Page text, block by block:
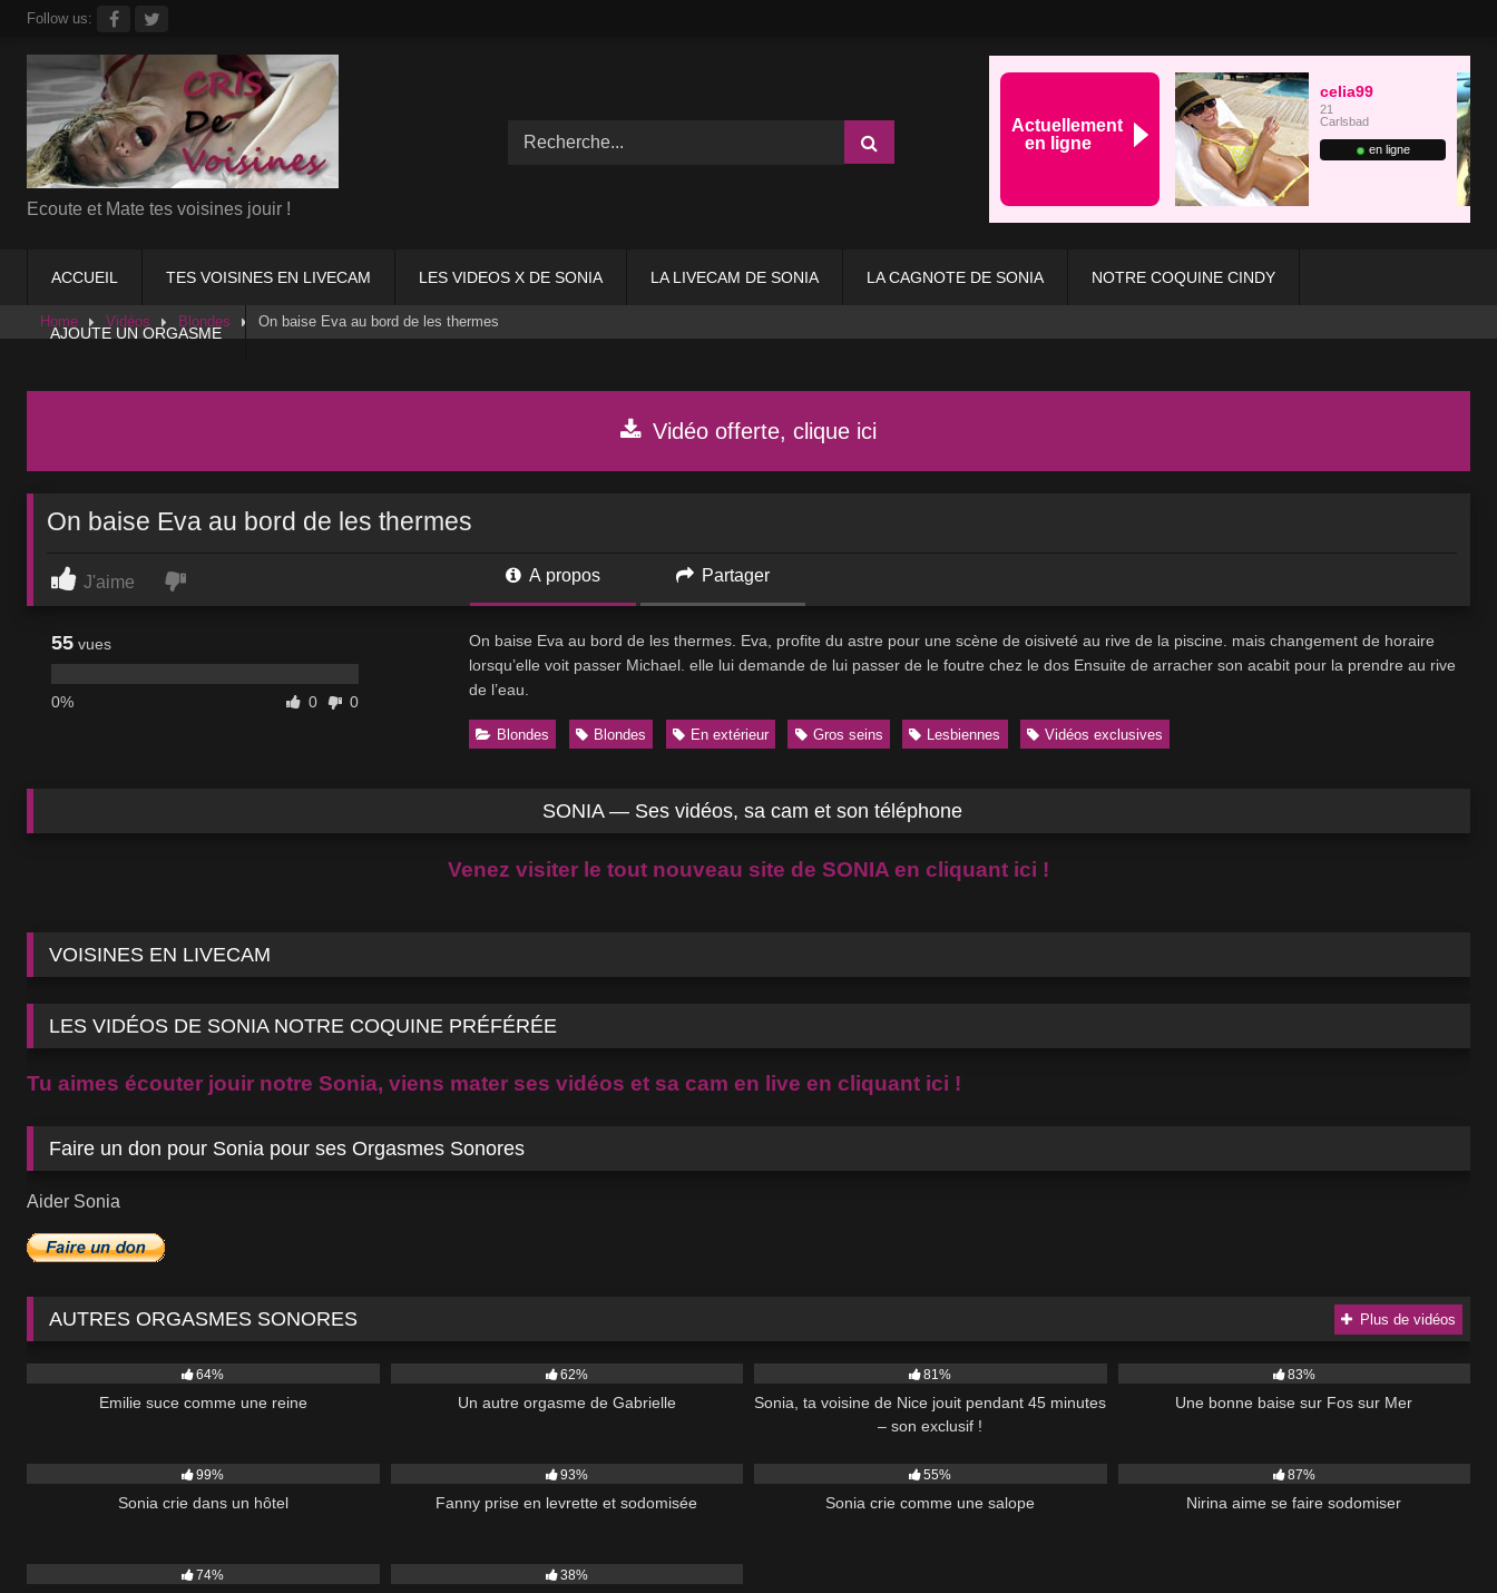
SkipFollow us:
Ecoute et Mate tes voisines jouir !
ACCUEIL TES VOISINES EN LIVECAM LES VIDEOS X DE SONIA LA LIVECAM DE SONIA LA CAGNOTE DE SONIA NOTRE COQUINE CINDY
AJOUTE UN ORGASME
Home Vidéos Blondes On baise Eva au bord de les thermes
Vidéo offerte, clique ici
On baise Eva au bord de les thermes
J'aime A propos Partager
55 vues
0% 0 0
On baise Eva au bord de les thermes. Eva, profite du astre pour une scène de oisiveté au rive de la piscine. mais changement de horaire
lorsqu’elle voit passer Michael. elle lui demande de lui passer de le foutre chez le dos Ensuite de arracher son acabit pour la prendre au rive
de l’eau.
Blondes Blondes En extérieur Gros seins Lesbiennes Vidéos exclusives
SONIA — Ses vidéos, sa cam et son téléphone
Venez visiter le tout nouveau site de SONIA en cliquant ici !
VOISINES EN LIVECAM
LES VIDÉOS DE SONIA NOTRE COQUINE PRÉFÉRÉE
Tu aimes écouter jouir notre Sonia, viens mater ses vidéos et sa cam en live en cliquant ici !
Faire un don pour Sonia pour ses Orgasmes Sonores
Aider Sonia
AUTRES ORGASMES SONORES Plus de vidéos
64%
Emilie suce comme une reine
62%
Un autre orgasme de Gabrielle
81%
Sonia, ta voisine de Nice jouit pendant 45 minutes
– son exclusif !
83%
Une bonne baise sur Fos sur Mer
99%
Sonia crie dans un hôtel
93%
Fanny prise en levrette et sodomisée
55%
Sonia crie comme une salope
87%
Nirina aime se faire sodomiser
74%
38%